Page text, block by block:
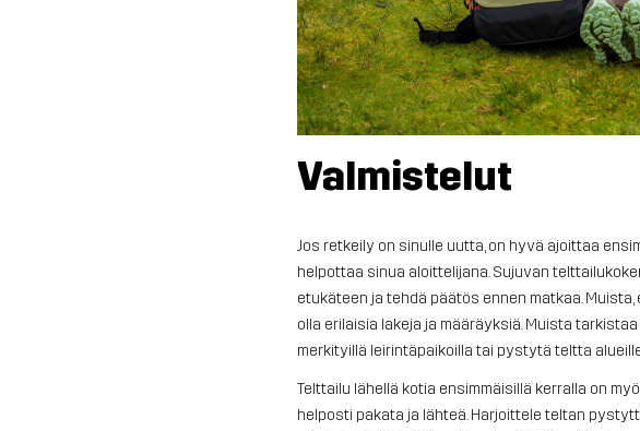
Valmistelut
Jos retkeily on sinulle uutta, on hyvä ajoittaa
helpottaa sinua aloittelijana. Sujuvan
etukäteen ja tehdä päätös ennen matkaa.
olla erilaisia lakeja ja määräyksiä. Muista
merkityillä leirintäpaikoilla tai pystytä teltta
Telttailu lähellä kotia ensimmäisillä kerralla on
helposti pakata ja lähteä. Harjoittele teltan